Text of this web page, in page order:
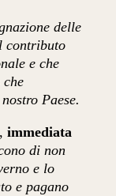
delle
contributo
e che
Paese.
immediata
di non
e lo
e pagano